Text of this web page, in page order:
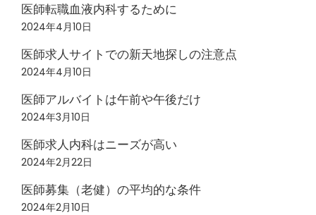
医師転職血液内科するために
2024年4月10日
医師求人サイトでの新天地探しの注意点
2024年4月10日
医師アルバイトは午前や午後だけ
2024年3月10日
医師求人内科はニーズが高い
2024年2月22日
医師募集（老健）の平均的な条件
2024年2月10日